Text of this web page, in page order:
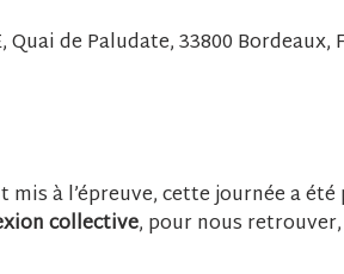
Quai de Paludate, 33800 Bordeaux,
à l’épreuve, cette journée a été
collective, pour nous